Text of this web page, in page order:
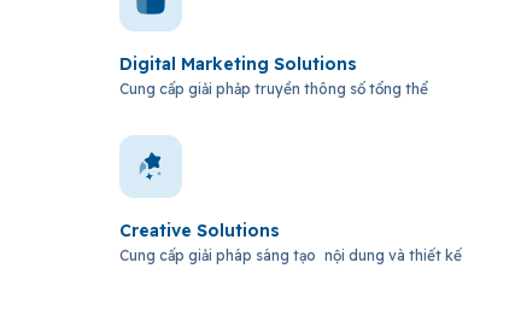
Digital Marketing Solutions
Cung cấp giải phảp truyền thông số tổng thể
Creative Solutions
Cung cấp giải pháp sáng tạo nội dung và thiết kế